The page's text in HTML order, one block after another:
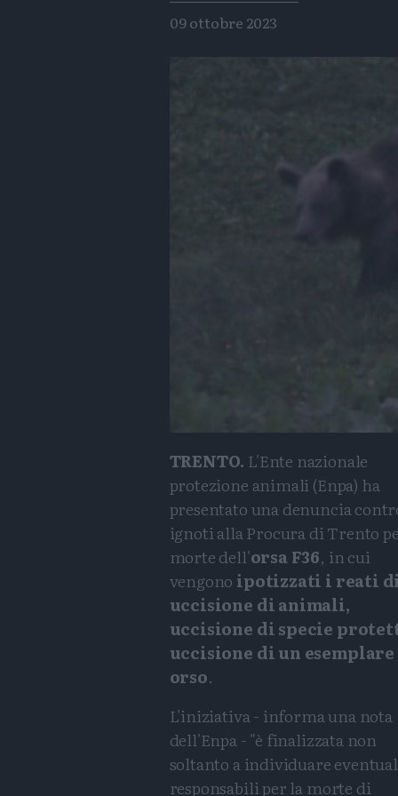
09 ottobre 2023
TRENTO. L'Ente nazionale
protezione animali (Enpa) ha
presentato una denuncia
ignoti alla Procura di Trento
morte dell'orsa F36, in cui
vengono ipotizzati i reati
uccisione di animali,
uccisione di specie
uccisione di un
orso.
L'iniziativa - informa una nota
dell'Enpa - "è finalizzata non
soltanto a individuare
responsabili per la morte di